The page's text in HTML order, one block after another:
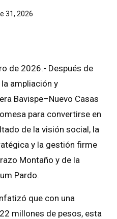
31, 2026
de 2026.- Después de
ampliación y
Bavispe–Nuevo Casas
para convertirse en
de la visión social, la
y la gestión firme
Montaño y de la
Pardo.
que con una
millones de pesos, esta